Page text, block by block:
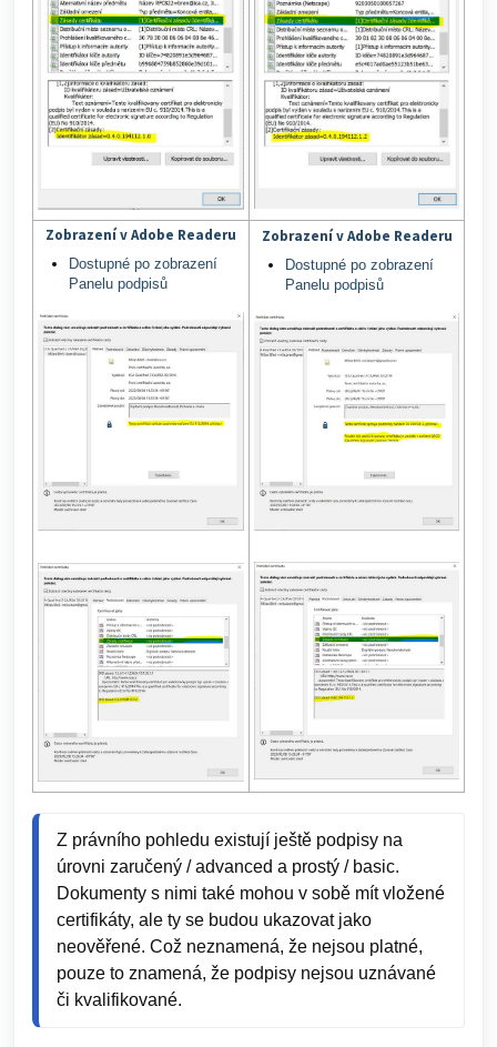
Zobrazení v Adobe Readeru
Dostupné po zobrazení
Panelu podpisů
Zobrazení v Adobe Readeru
Dostupné po zobrazení
Panelu podpisů
Z právního pohledu existují ještě podpisy na
úrovni zaručený / advanced a prostý / basic.
Dokumenty s nimi také mohou v sobě mít vložené
certifikáty, ale ty se budou ukazovat jako
neověřené. Což neznamená, že nejsou platné,
pouze to znamená, že podpisy nejsou uznávané
či kvalifikované.